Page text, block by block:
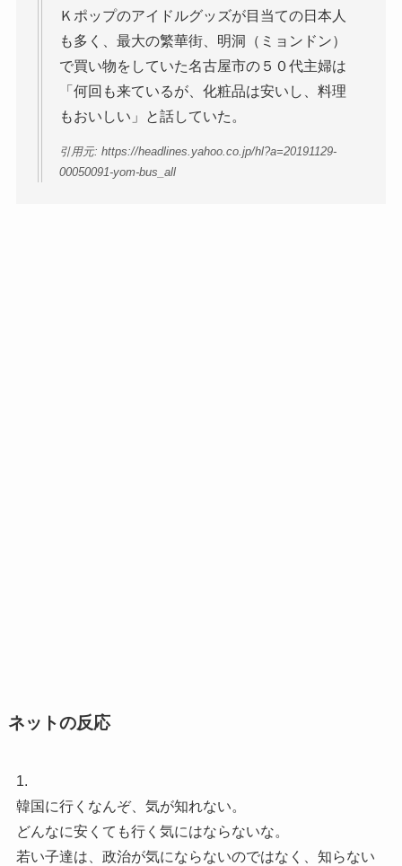
Ｋポップのアイドルグッズが目当ての日本人
も多く、最大の繁華街、明洞（ミョンドン）
で買い物をしていた名古屋市の５０代主婦は
「何回も来ているが、化粧品は安いし、料理
もおいしい」と話していた。
引用元: https://headlines.yahoo.co.jp/hl?a=20191129-
00050091-yom-bus_all
ネットの反応
1.
韓国に行くなんぞ、気が知れない。
どんなに安くても行く気にはならないな。
若い子達は、政治が気にならないのではなく、知らない